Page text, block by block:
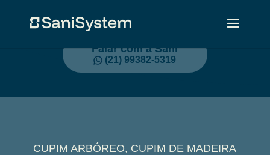
Falar com a Sani
(21) 99382-5319
CUPIM ARBÓREO, CUPIM DE MADEIRA